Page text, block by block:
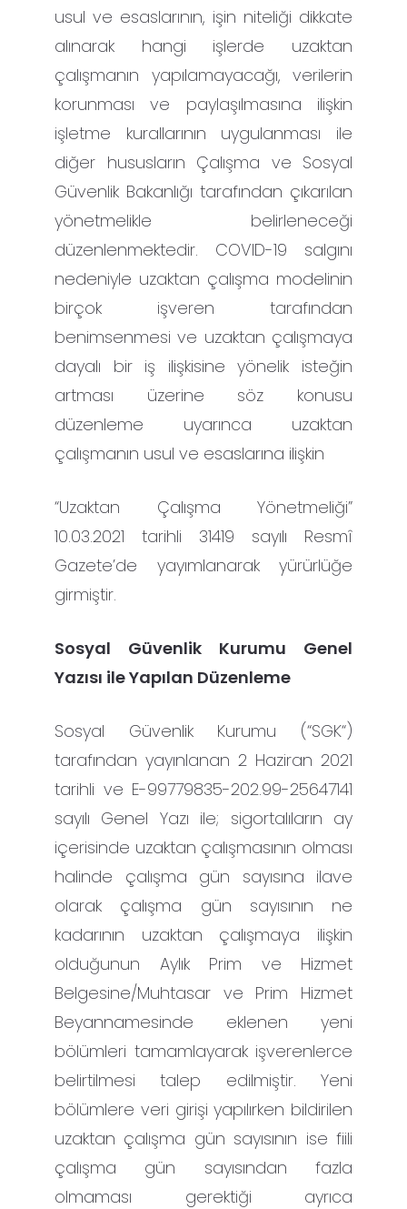
usul ve esaslarının, işin niteliği dikkate
alınarak hangi işlerde uzaktan
çalışmanın yapılamayacağı, verilerin
korunması ve paylaşılmasına ilişkin
işletme kurallarının uygulanması ile
diğer hususların Çalışma ve Sosyal
Güvenlik Bakanlığı tarafından çıkarılan
yönetmelikle belirleneceği
düzenlenmektedir. COVID-19 salgını
nedeniyle uzaktan çalışma modelinin
birçok işveren tarafından
benimsenmesi ve uzaktan çalışmaya
dayalı bir iş ilişkisine yönelik isteğin
artması üzerine söz konusu
düzenleme uyarınca uzaktan
çalışmanın usul ve esaslarına ilişkin
“Uzaktan Çalışma Yönetmeliği”
10.03.2021 tarihli 31419 sayılı Resmî
Gazete’de yayımlanarak yürürlüğe
girmiştir.
Sosyal Güvenlik Kurumu Genel
Yazısı ile Yapılan Düzenleme
Sosyal Güvenlik Kurumu (“SGK“)
tarafından yayınlanan 2 Haziran 2021
tarihli ve E-99779835-202.99-25647141
sayılı Genel Yazı ile; sigortalıların ay
içerisinde uzaktan çalışmasının olması
halinde çalışma gün sayısına ilave
olarak çalışma gün sayısının ne
kadarının uzaktan çalışmaya ilişkin
olduğunun Aylık Prim ve Hizmet
Belgesine/Muhtasar ve Prim Hizmet
Beyannamesinde eklenen yeni
bölümleri tamamlayarak işverenlerce
belirtilmesi talep edilmiştir. Yeni
bölümlere veri girişi yapılırken bildirilen
uzaktan çalışma gün sayısının ise fiili
çalışma gün sayısından fazla
olmaması gerektiği ayrıca